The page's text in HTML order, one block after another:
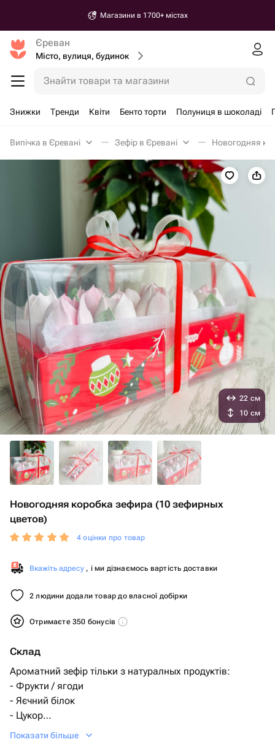
Магазини в 1700+ містах
Єреван
Місто, вулиця, будинок
Знайти товари та магазини
Знижки Тренди Квіти Бенто торти Полуниця в шоколаді
Випічка в Єревані Зефір в Єревані Новогодняя
Новогодняя коробка зефира (10 зефирных
цветов)
4 оцінки про товар
Вкажіть адресу , і ми дізнаємось вартість доставки
2 людини додали товар до власної добірки
Отримаєте 350 бонусів
Склад
Ароматний зефір тільки з натуралных продуктів:
- Фрукти / ягоди
- Яєчний білок
- Цукор
- Агар-агар
Показати більше
22 см
10 см